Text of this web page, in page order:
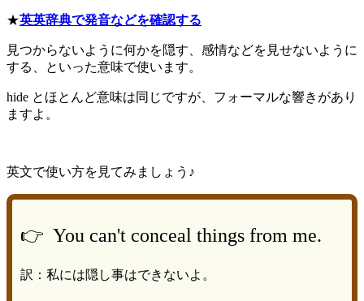
★英英辞典で発音などを確認する
見つからないように何かを隠す、感情などを見せないように
する、といった意味で使います。
hide とほとんど意味は同じですが、フォーマルな響きがあり
ますよ。
英文で使い方を見てみましょう♪
👉 You can't conceal things from me.
訳：私には隠し事はできないよ。